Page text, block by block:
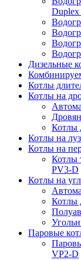
Дизельные
Котлы
Котлы на
Котлы
Котлы на
Котлы на
Котлы
PV3-D
Котлы на
Котлы
Паровые
VP2-D